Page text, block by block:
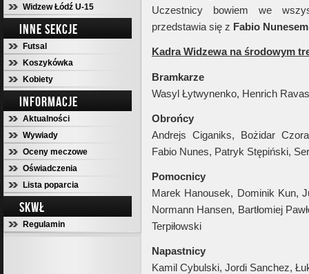
Widzew Łódź U-15
INNE SEKCJE
Futsal
Koszykówka
Kobiety
INFORMACJE
Aktualności
Wywiady
Oceny meczowe
Oświadczenia
Lista poparcia
SKWŁ
Regulamin
Uczestnicy bowiem we
przedstawia się z Fabio Nunesem
Kadra Widzewa na środowym
Bramkarze
Wasyl Łytwynenko, Henrich
Obrońcy
Andrejs Ciganiks, Bożidar
Fabio Nunes, Patryk Stępiński,
Pomocnicy
Marek Hanousek, Dominik Kun,
Normann Hansen, Bartłomiej
Terpiłowski
Napastnicy
Kamil Cybulski, Jordi Sanchez,